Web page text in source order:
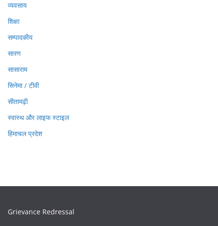
व्यवसाय
शिक्षा
सम्पादकीय
सारण
सासाराम
सिनेमा / टीवी
सीतामढ़ी
स्वास्थ और लाइफ स्टाइल
हिमाचल प्रदेश
Grievance Redressal